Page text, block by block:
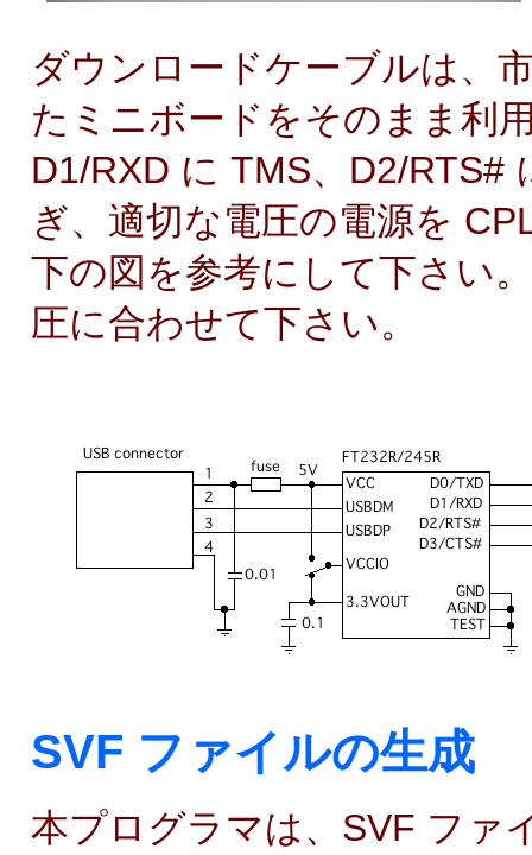
ダウンロードケーブルは、
たミニボードをそのまま利
D1/RXD に TMS、D2/RTS#
ぎ、適切な電圧の電源を
下の図を参考にして下さい
圧に合わせて下さい。
SVF ファイルの生成
本プログラマは、SVF ファ